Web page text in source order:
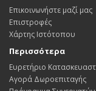
Επικοινωνήστε μαζί μας
Επιστροφές
Χάρτης Ιστότοπου
Περισσότερα
Ευρετήριο
Αγορά Δωροεπιταγής